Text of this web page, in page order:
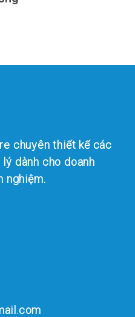
chuyên thiết kế các
dành cho doanh
nghiệm.